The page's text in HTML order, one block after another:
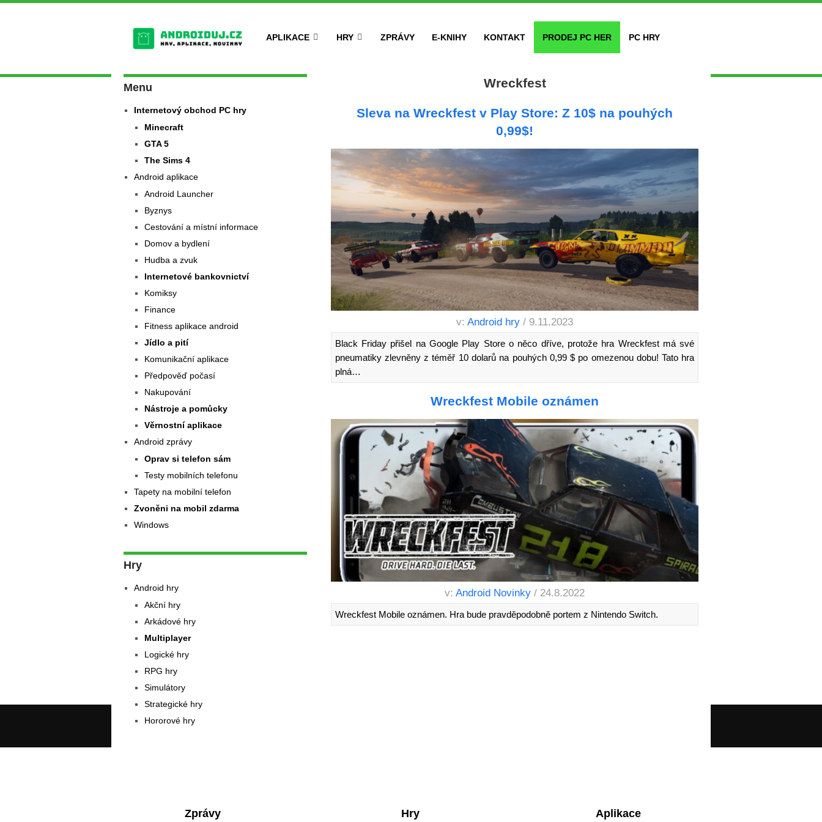
APLIKACE HRY ZPRÁVY E-KNIHY KONTAKT PRODEJ PC HER PC HRY
Wreckfest
Sleva na Wreckfest v Play Store: Z 10$ na pouhých
0,99$!
v:Android hry / 9.11.2023
Black Friday přišel na Google Play Store o něco dříve, protože hra Wreckfest má své
pneumatiky zlevněny z téměř 10 dolarů na pouhých 0,99 $ po omezenou dobu! Tato hra
plná…
Wreckfest Mobile oznámen
v:Android Novinky / 24.8.2022
Wreckfest Mobile oznámen. Hra bude pravděpodobně portem z Nintendo Switch.
Menu
Internetový obchod PC hry
Minecraft
GTA 5
The Sims 4
Android aplikace
Android Launcher
Byznys
Cestování a místní informace
Domov a bydlení
Hudba a zvuk
Internetové bankovnictví
Komiksy
Finance
Fitness aplikace android
Jídlo a pití
Komunikační aplikace
Předpověď počasí
Nakupování
Nástroje a pomůcky
Věrnostní aplikace
Android zprávy
Oprav si telefon sám
Testy mobilních telefonu
Tapety na mobilní telefon
Zvoněni na mobil zdarma
Windows
Hry
Android hry
Akční hry
Arkádové hry
Multiplayer
Logické hry
RPG hry
Simulátory
Strategické hry
Hororové hry
Zprávy Hry Aplikace